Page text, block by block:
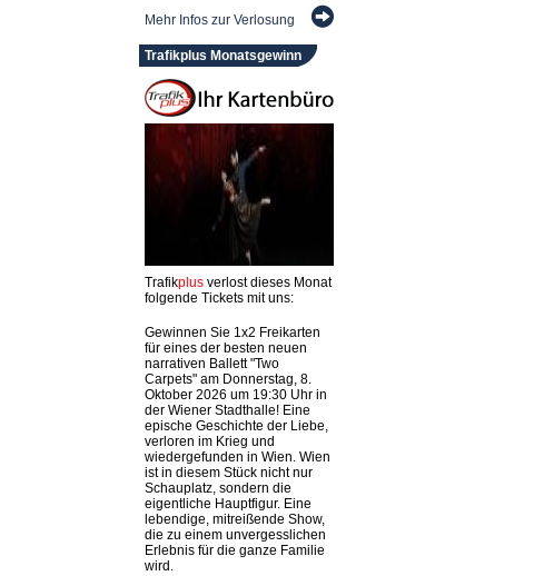
Mehr Infos zur Verlosung
Trafikplus Monatsgewinn
Trafikplusverlost dieses Monat
folgende Tickets mit uns:
Gewinnen Sie 1x2 Freikarten
für eines der besten neuen
narrativen Ballett "Two
Carpets" am Donnerstag, 8.
Oktober 2026 um 19:30 Uhr in
der Wiener Stadthalle! Eine
epische Geschichte der Liebe,
verloren im Krieg und
wiedergefunden in Wien. Wien
ist in diesem Stück nicht nur
Schauplatz, sondern die
eigentliche Hauptfigur. Eine
lebendige, mitreißende Show,
die zu einem unvergesslichen
Erlebnis für die ganze Familie
wird.